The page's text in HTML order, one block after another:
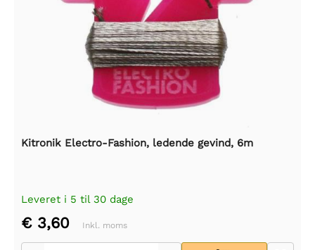
Kitronik Electro-Fashion, ledende gevind, 6m
Leveret i 5 til 30 dage
€ 3,60 Inkl. moms